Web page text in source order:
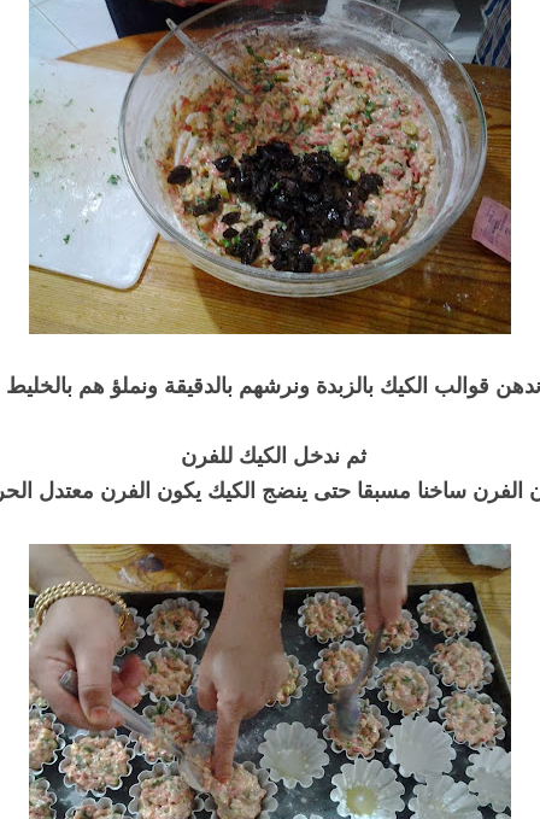
ندهن قوالب الكيك بالزبدة ونرشهم بالدقيقة ونملؤ هم بالخليط
ثم ندخل الكيك للفرن
الفرن ساخنا مسبقا حتى ينضج الكيك يكون الفرن معتدل